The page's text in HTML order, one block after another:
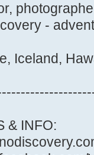
-
Iceland,
& INFO: